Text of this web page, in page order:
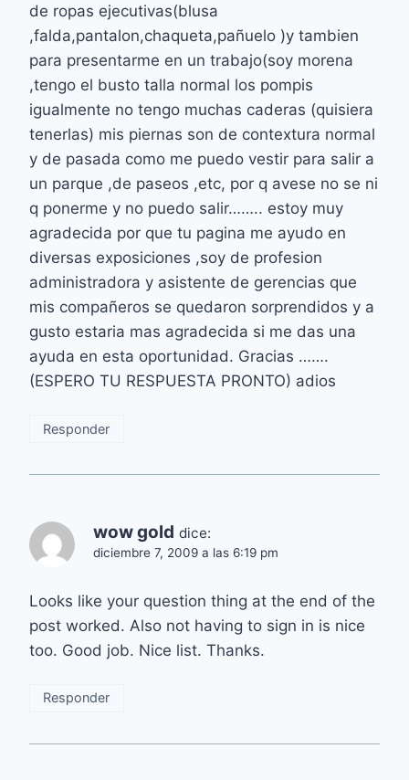
de ropas ejecutivas(blusa
,falda,pantalon,chaqueta,pañuelo )y tambien
para presentarme en un trabajo(soy morena
,tengo el busto talla normal los pompis
igualmente no tengo muchas caderas (quisiera
tenerlas) mis piernas son de contextura normal
y de pasada como me puedo vestir para salir a
un parque ,de paseos ,etc, por q avese no se ni
q ponerme y no puedo salir…….. estoy muy
agradecida por que tu pagina me ayudo en
diversas exposiciones ,soy de profesion
administradora y asistente de gerencias que
mis compañeros se quedaron sorprendidos y a
gusto estaria mas agradecida si me das una
ayuda en esta oportunidad. Gracias …….
(ESPERO TU RESPUESTA PRONTO) adios
Responder
wow gold dice:
diciembre 7, 2009 a las 6:19 pm
Looks like your question thing at the end of the
post worked. Also not having to sign in is nice
too. Good job. Nice list. Thanks.
Responder